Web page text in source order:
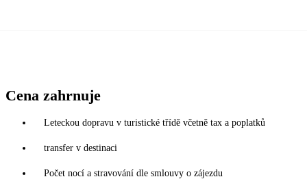
Cena zahrnuje
Leteckou dopravu v turistické třídě včetně tax a poplatků
transfer v destinaci
Počet nocí a stravování dle smlouvy o zájezdu